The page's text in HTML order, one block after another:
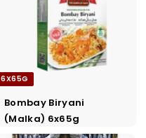
6X65G
Bombay Biryani
(Malka) 6x65g